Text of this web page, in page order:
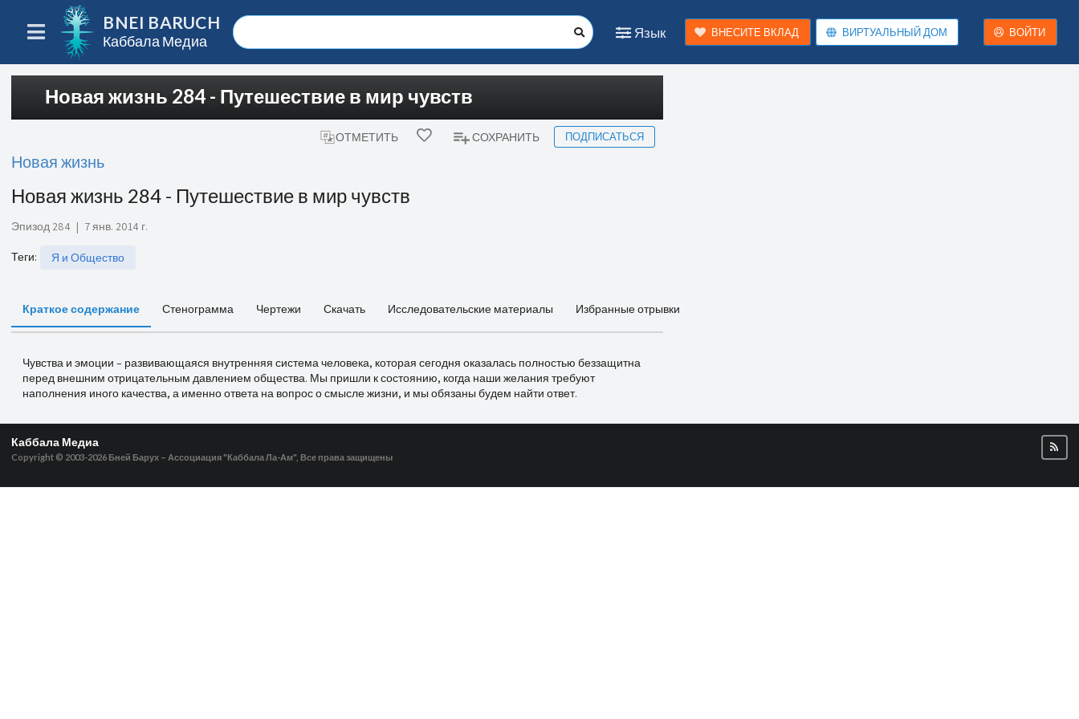
BNEI BARUCH
Каббала Медиа
Язык ВНЕСИТЕ ВКЛАД ВИРТУАЛЬНЫЙ ДОМ ВОЙТИ
Новая жизнь 284 - Путешествие в мир чувств
ОТМЕТИТЬ СОХРАНИТЬ ПОДПИСАТЬСЯ
Новая жизнь
Новая жизнь 284 - Путешествие в мир чувств
Эпизод 284 | 7 янв. 2014 г.
Теги: Я и Общество
Краткое содержание Стенограмма Чертежи Скачать Исследовательские материалы Избранные отрывки
Чувства и эмоции – развивающаяся внутренняя система человека, которая сегодня оказалась полностью беззащитна
перед внешним отрицательным давлением общества. Мы пришли к состоянию, когда наши желания требуют
наполнения иного качества, а именно ответа на вопрос о смысле жизни, и мы обязаны будем найти ответ.
Каббала Медиа
Copyright © 2003-2026 Бней Барух – Ассоциация "Каббала Ла-Ам", Все права защищены